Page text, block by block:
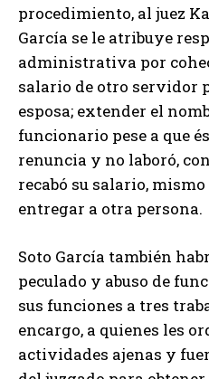
procedimiento, al juez
García se le atribuye
administrativa por
salario de otro servidor
esposa; extender el
funcionario pese a que
renuncia y no laboró,
recabó su salario,
entregar a otra persona.
Soto García también
peculado y abuso de
sus funciones a tres
encargo, a quienes les
actividades ajenas y